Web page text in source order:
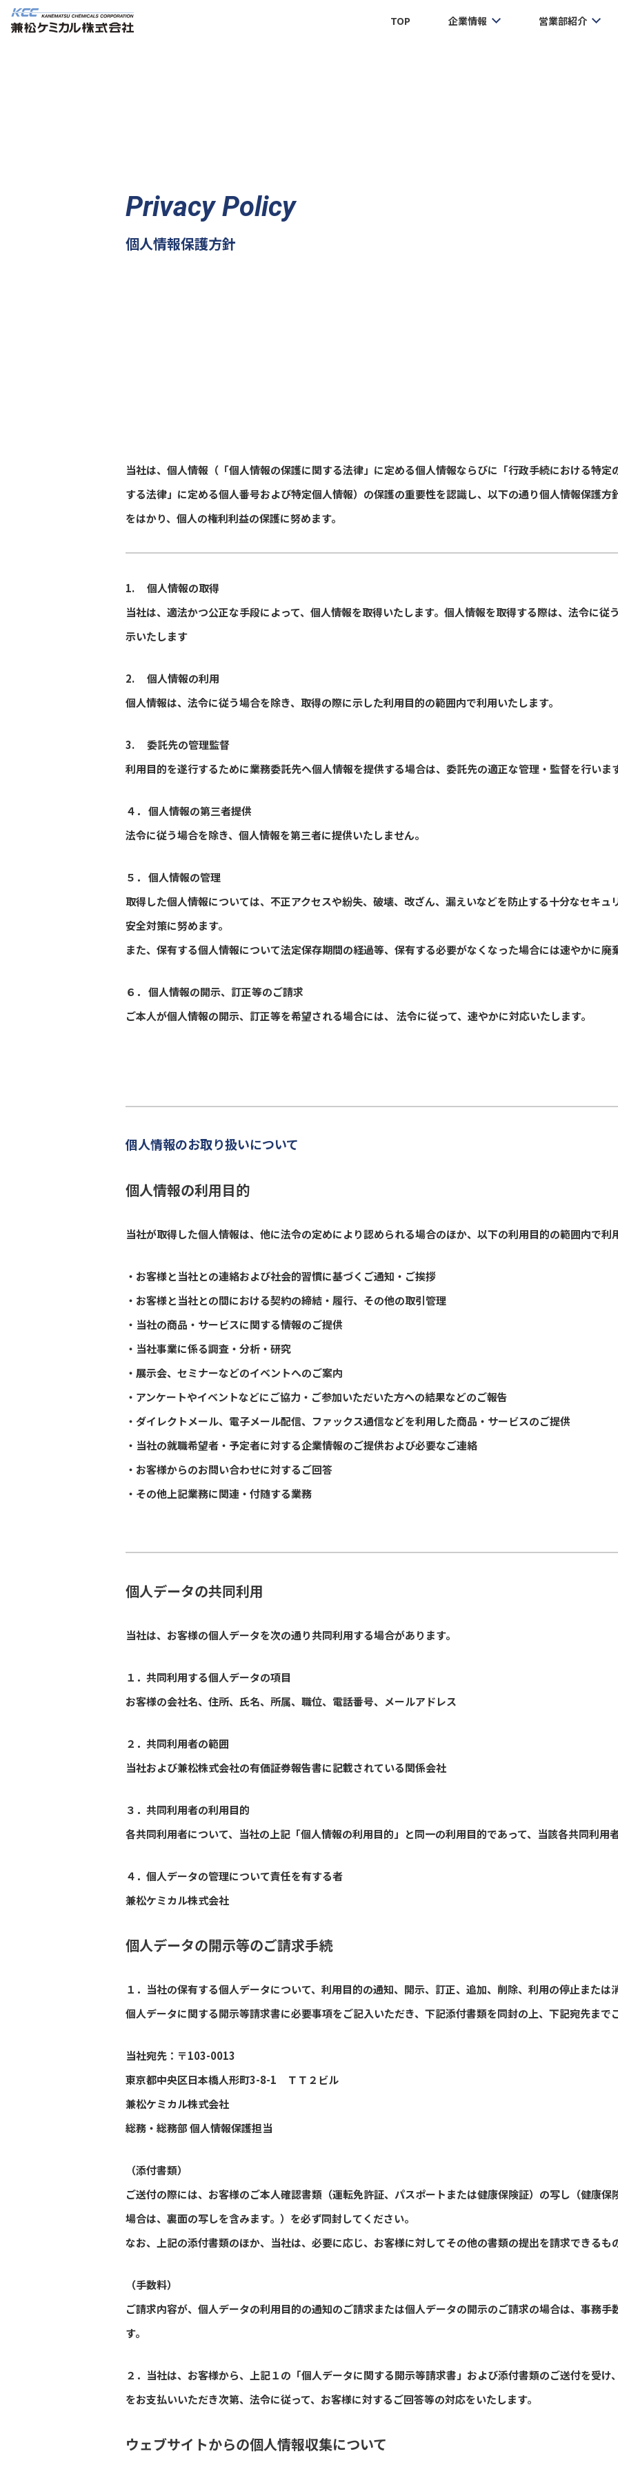
TOP 企業情報 営業部紹介
Privacy Policy
個人情報保護方針
当社は、個人情報（「個人情報の保護に関する法律」に定める個人情報ならびに「行政手続における特
する法律」に定める個人番号および特定個人情報）の保護の重要性を認識し、以下の通り個人情報保護
をはかり、個人の権利利益の保護に努めます。
1. 個人情報の取得
当社は、適法かつ公正な手段によって、個人情報を取得いたします。個人情報を取得する際は、法令に従
示いたします
2. 個人情報の利用
個人情報は、法令に従う場合を除き、取得の際に示した利用目的の範囲内で利用いたします。
3. 委託先の管理監督
利用目的を遂行するために業務委託先へ個人情報を提供する場合は、委託先の適正な管理・監督を行います
４． 個人情報の第三者提供
法令に従う場合を除き、個人情報を第三者に提供いたしません。
５． 個人情報の管理
取得した個人情報については、不正アクセスや紛失、破壊、改ざん、漏えいなどを防止する十分なセキュ
安全対策に努めます。
また、保有する個人情報について法定保存期間の経過等、保有する必要がなくなった場合には速やかに廃
６． 個人情報の開示、訂正等のご請求
ご本人が個人情報の開示、訂正等を希望される場合には、 法令に従って、速やかに対応いたします。
個人情報のお取り扱いについて
個人情報の利用目的
当社が取得した個人情報は、他に法令の定めにより認められる場合のほか、以下の利用目的の範囲内で利
・お客様と当社との連絡および社会的習慣に基づくご通知・ご挨拶
・お客様と当社との間における契約の締結・履行、その他の取引管理
・当社の商品・サービスに関する情報のご提供
・当社事業に係る調査・分析・研究
・展示会、セミナーなどのイベントへのご案内
・アンケートやイベントなどにご協力・ご参加いただいた方への結果などのご報告
・ダイレクトメール、電子メール配信、ファックス通信などを利用した商品・サービスのご提供
・当社の就職希望者・予定者に対する企業情報のご提供および必要なご連絡
・お客様からのお問い合わせに対するご回答
・その他上記業務に関連・付随する業務
個人データの共同利用
当社は、お客様の個人データを次の通り共同利用する場合があります。
１．共同利用する個人データの項目
お客様の会社名、住所、氏名、所属、職位、電話番号、メールアドレス
２．共同利用者の範囲
当社および兼松株式会社の有価証券報告書に記載されている関係会社
３．共同利用者の利用目的
各共同利用者について、当社の上記「個人情報の利用目的」と同一の利用目的であって、当該各共同利用
４．個人データの管理について責任を有する者
兼松ケミカル株式会社
個人データの開示等のご請求手続
１．当社の保有する個人データについて、利用目的の通知、開示、訂正、追加、削除、利用の停止また
個人データに関する開示等請求書に必要事項をご記入いただき、下記添付書類を同封の上、下記宛先まで
当社宛先：〒103-0013
東京都中央区日本橋人形町3-8-1 ＴＴ２ビル
兼松ケミカル株式会社
総務・総務部 個人情報保護担当
（添付書類）
ご送付の際には、お客様のご本人確認書類（運転免許証、パスポートまたは健康保険証）の写し（健康
場合は、裏面の写しを含みます。）を必ず同封してください。
なお、上記の添付書類のほか、当社は、必要に応じ、お客様に対してその他の書類の提出を請求できるも
（手数料）
ご請求内容が、個人データの利用目的の通知のご請求または個人データの開示のご請求の場合は、事務手
す。
２．当社は、お客様から、上記１の「個人データに関する開示等請求書」および添付書類のご送付を受
をお支払いいただき次第、法令に従って、お客様に対するご回答等の対応をいたします。
ウェブサイトからの個人情報収集について